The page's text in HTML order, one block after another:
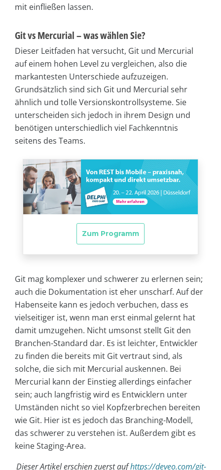
mit einfließen lassen.
Git vs Mercurial – was wählen Sie?
Dieser Leitfaden hat versucht, Git und Mercurial
auf einem hohen Level zu vergleichen, also die
markantesten Unterschiede aufzuzeigen.
Grundsätzlich sind sich Git und Mercurial sehr
ähnlich und tolle Versionskontrollsysteme. Sie
unterscheiden sich jedoch in ihrem Design und
benötigen unterschiedlich viel Fachkenntnis
seitens des Teams.
Git mag komplexer und schwerer zu erlernen sein;
auch die Dokumentation ist eher unscharf. Auf der
Habenseite kann es jedoch verbuchen, dass es
vielseitiger ist, wenn man erst einmal gelernt hat
damit umzugehen. Nicht umsonst stellt Git den
Branchen-Standard dar. Es ist leichter, Entwickler
zu finden die bereits mit Git vertraut sind, als
solche, die sich mit Mercurial auskennen. Bei
Mercurial kann der Einstieg allerdings einfacher
sein; auch langfristig wird es Entwicklern unter
Umständen nicht so viel Kopfzerbrechen bereiten
wie Git. Hier ist es jedoch das Branching-Modell,
das schwerer zu verstehen ist. Außerdem gibt es
keine Staging-Area.
Dieser Artikel erschien zuerst aufhttps://deveo.com/git-